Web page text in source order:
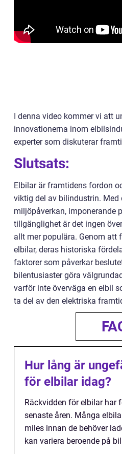
I denna video kommer vi att
innovationerna inom
experter som diskuterar
Slutsats:
Elbilar är framtidens fordon
viktig del av bilindustrin. Med
miljöpåverkan, imponerande
tillgänglighet är det ingen
allt mer populära. Genom att
elbilar, deras historiska
faktorer som påverkar
bilentusiaster göra
varför inte överväga en elbil
ta del av den elektriska
Hur lång är
för elbilar idag?
Räckvidden för elbilar har
senaste åren. Många
miles innan de behöver
kan variera beroende på